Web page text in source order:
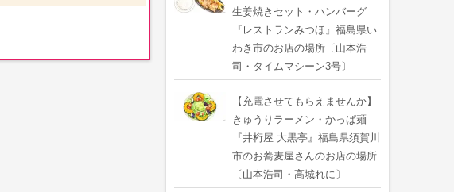
生姜焼きセット・ハンバーグ
『レストランみつほ』福島県い
わき市のお店の場所〔山本浩
司・タイムマシーン3号〕
【充電させてもらえませんか】
きゅうりラーメン・かっぱ麺
『井桁屋 大黒亭』福島県須賀川
市のお蕎麦屋さんのお店の場所
〔山本浩司・高城れに〕